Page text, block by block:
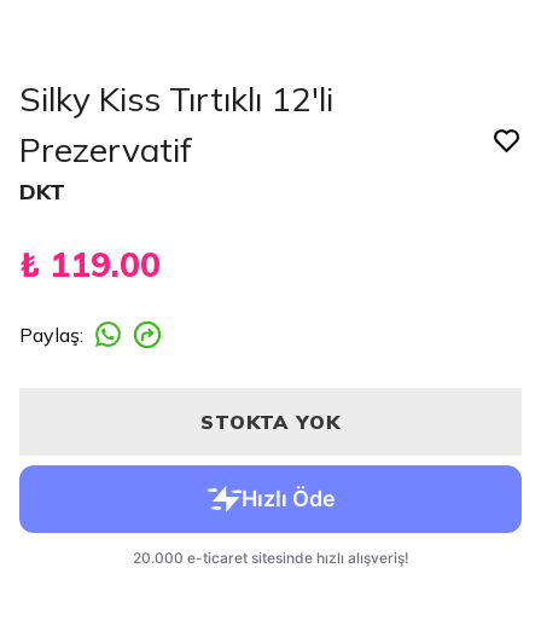
Silky Kiss Tırtıklı 12'li
Prezervatif
DKT
₺ 119.00
Paylaş:
STOKTA YOK